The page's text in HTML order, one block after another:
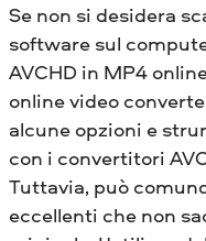
Se non si desidera
software sul
AVCHD in MP4
online video
alcune opzioni e
con i convertitori
Tuttavia, può
eccellenti che non